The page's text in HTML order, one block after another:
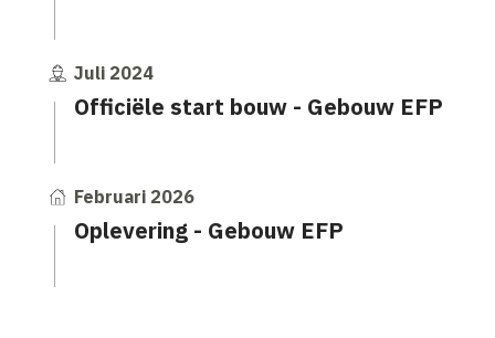
Officiële start bouw - Gebouw EFP
Juli 2024
Oplevering - Gebouw EFP
Februari 2026